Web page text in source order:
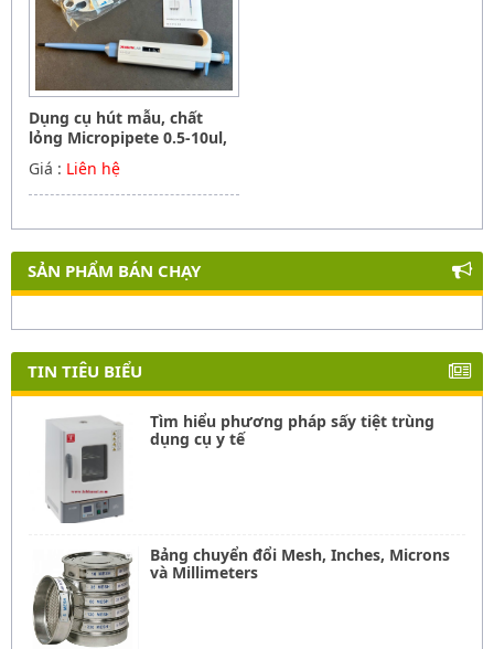
Dụng cụ hút mẫu, chất
lỏng Micropipete 0.5-10ul,
Hãng Dragon
Giá : Liên hệ
SẢN PHẨM BÁN CHẠY
TIN TIÊU BIỂU
Tìm hiểu phương pháp sấy tiệt trùng
dụng cụ y tế
Bảng chuyển đổi Mesh, Inches, Microns
và Millimeters